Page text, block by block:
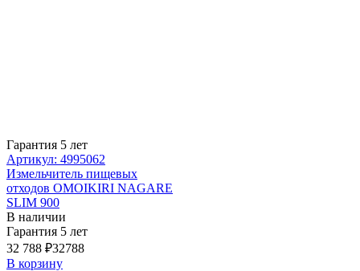
Гарантия 5 лет
Артикул: 4995062
Измельчитель пищевых
отходов OMOIKIRI NAGARE
SLIM 900
В наличии
Гарантия 5 лет
32 788 ₽32788
В корзину